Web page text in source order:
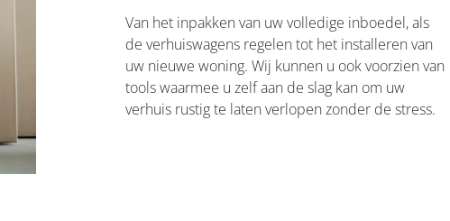
Van het inpakken van uw volledige inboedel, als
de verhuiswagens regelen tot het installeren van
uw nieuwe woning. Wij kunnen u ook voorzien van
tools waarmee u zelf aan de slag kan om uw
verhuis rustig te laten verlopen zonder de stress.